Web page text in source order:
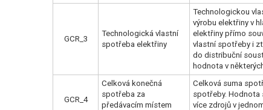
GCR_3
Technologická vlastní
spotřeba elektřiny
Technologickou
výrobu elektřiny v
elektřiny přímo
vlastní spotřeby i
do distribuční
hodnota v
GCR_4
Celková konečná
spotřeba za
předávacím místem
Celková suma
spotřeby. Hodnota
více zdrojů v